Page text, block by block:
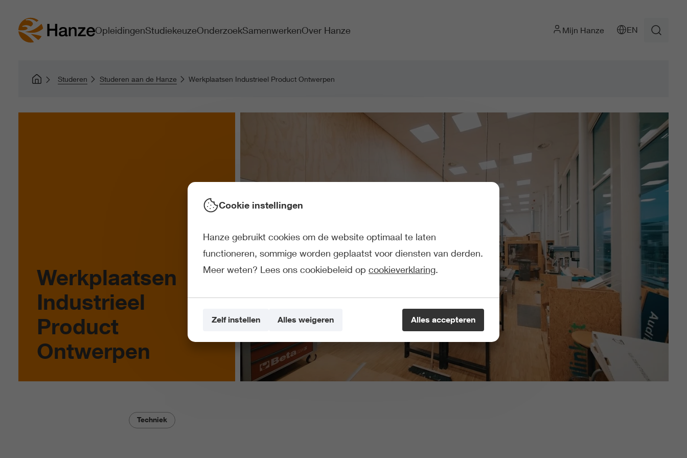
OpleidingenStudiekeuzeOnderzoekSamenwerkenOver Hanze Mijn Hanze EN
Studeren Studeren aan de Hanze Werkplaatsen Industrieel Product Ontwerpen
Werkplaatsen
Industrieel
Product
Ontwerpen
Techniek
Cookie instellingen
Hanze gebruikt cookies om de website optimaal te laten
functioneren, sommige worden geplaatst voor diensten van derden.
Meer weten? Lees ons cookiebeleid op cookieverklaring.
Alles accepteren
Zelf instellen Alles weigeren